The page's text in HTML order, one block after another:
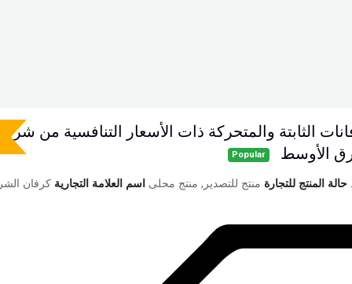
الثابتة والمتحركة ذات الأسعار التنافسية من
الأوسط
Popular
حالة المنتج للتجارة منتج للتصدير, منتج محلى اسم العلامة التجارية كرفان